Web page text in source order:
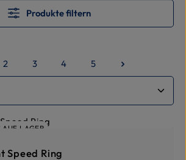
Produkte filtern
Seite
2 Seite
3 Seite
4 Seite
5
AUF LAGER
Speed Ring